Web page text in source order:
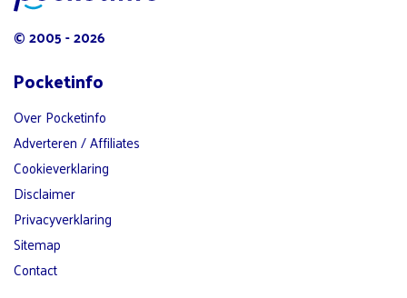
© 2005 - 2026
Pocketinfo
Over Pocketinfo
Adverteren / Affiliates
Cookieverklaring
Disclaimer
Privacyverklaring
Sitemap
Contact